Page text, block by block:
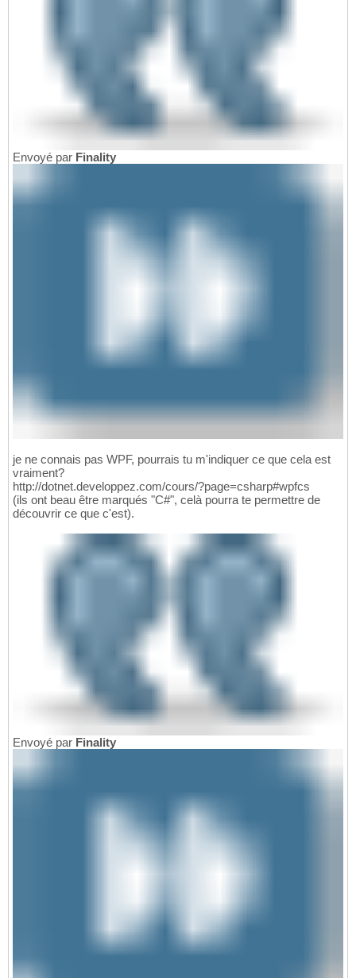
Envoyé par Finality
je ne connais pas WPF, pourrais tu m'indiquer ce que cela est
vraiment?
http://dotnet.developpez.com/cours/?page=csharp#wpfcs
(ils ont beau être marqués "C#", celà pourra te permettre de
découvrir ce que c'est).
Envoyé par Finality